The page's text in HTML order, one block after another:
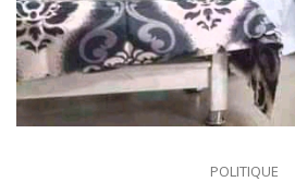
POLITIQUE